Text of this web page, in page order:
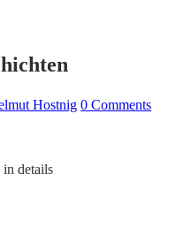
Hostnig 0 Comments
details